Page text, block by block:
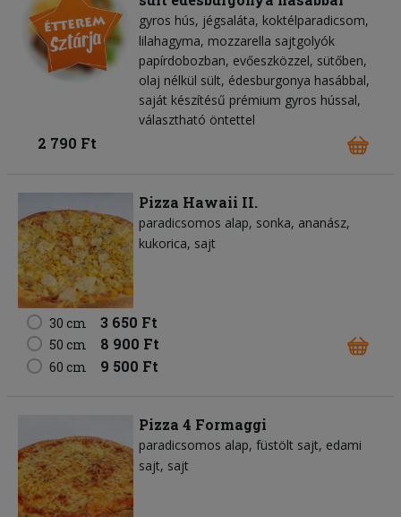
gyros hús jégsaláta koktélparadicsom
lilahagyma mozzarella sajtgolyók
papírdobozban, evőeszközzel, sütőben,
olaj nélkül sült, édesburgonya hasábbal,
saját készítésű prémium gyros hússal,
választható öntettel
2 790 Ft
Pizza Hawaii II.
paradicsomos alap sonka ananász
kukorica sajt
30 cm 3 650 Ft
50 cm 8 900 Ft
60 cm 9 500 Ft
Pizza 4 Formaggi
paradicsomos alap füstölt sajt edami
sajt sajt